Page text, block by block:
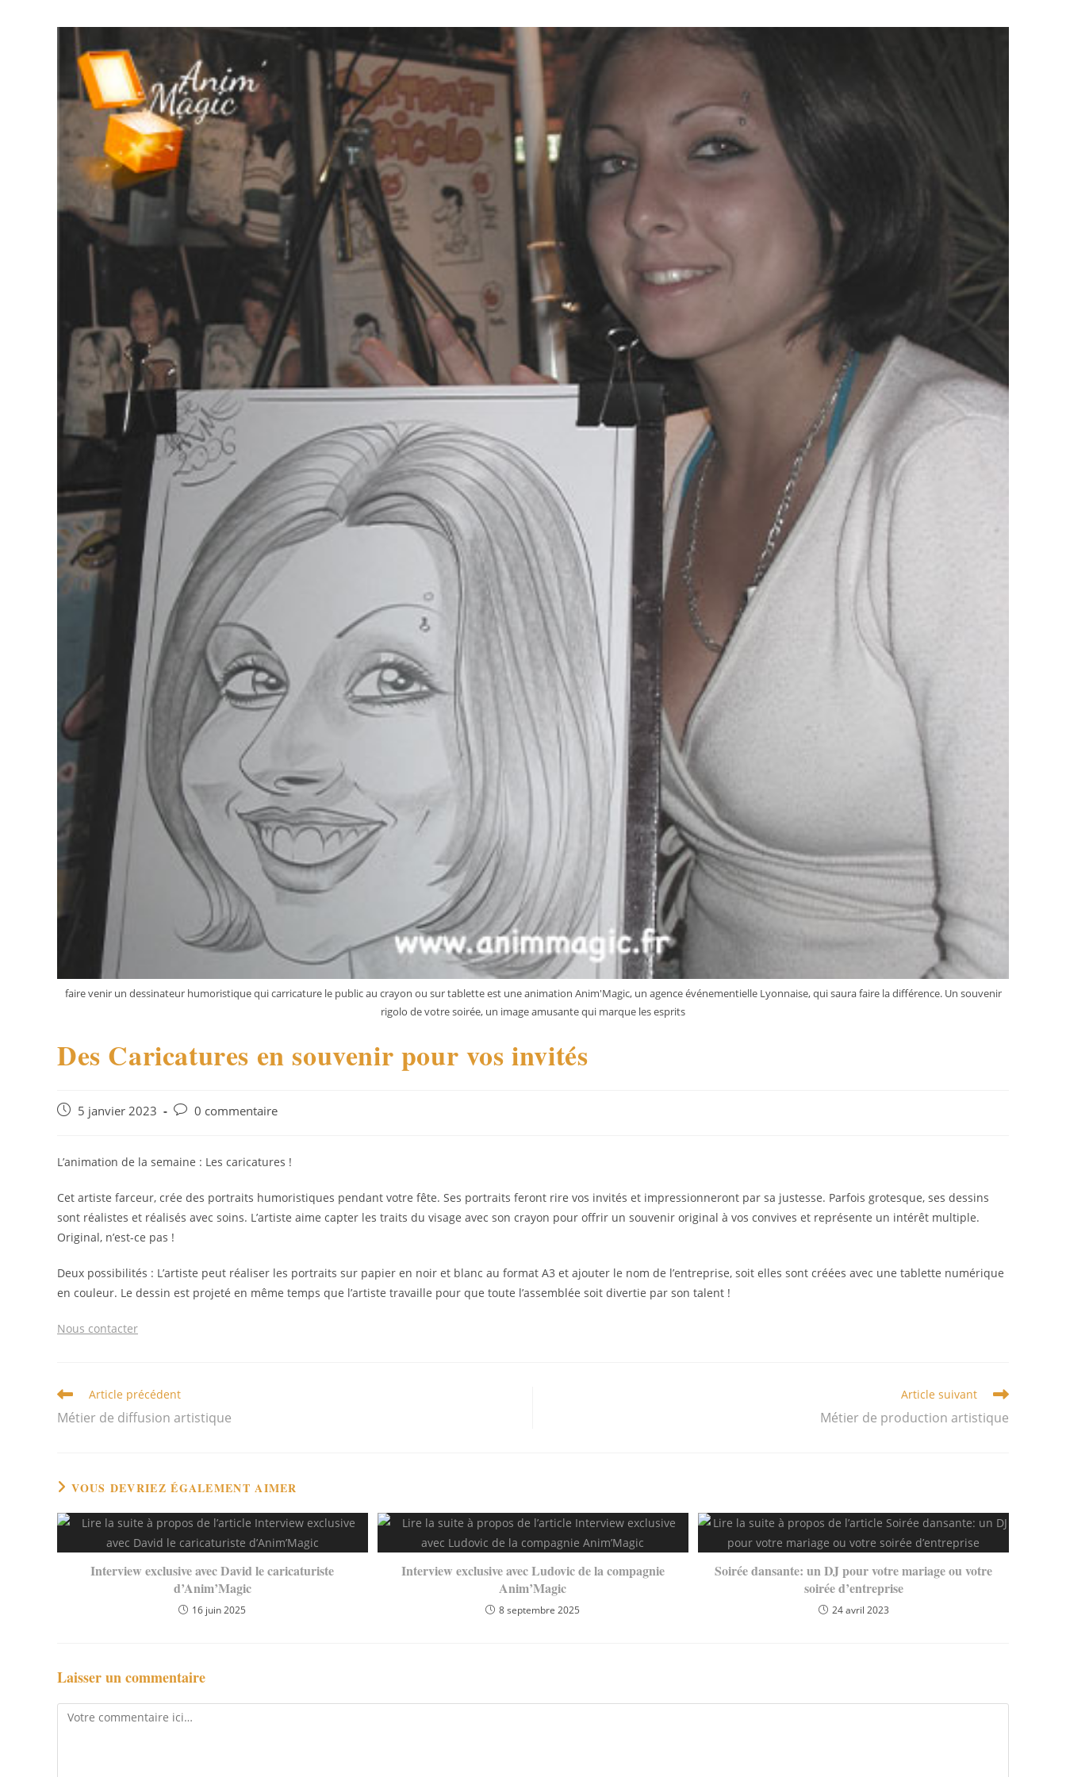
faire venir un dessinateur humoristique qui carricature le public au crayon ou sur tablette est une animation Anim'Magic, un agence événementielle Lyonnaise, qui saura faire la différence. Un souvenir
rigolo de votre soirée, un image amusante qui marque les esprits
Des Caricatures en souvenir pour vos invités
Publication
5 janvier 2023
Commentaires
publication :
0 commentaire
L’animation de la semaine : Les caricatures !
Cet artiste farceur, crée des portraits humoristiques pendant votre fête. Ses portraits feront rire vos invités et impressionneront par sa justesse. Parfois grotesque, ses dessins
sont réalistes et réalisés avec soins. L’artiste aime capter les traits du visage avec son crayon pour offrir un souvenir original à vos convives et représente un intérêt multiple.
Original, n’est-ce pas !
Deux possibilités : L’artiste peut réaliser les portraits sur papier en noir et blanc au format A3 et ajouter le nom de l’entreprise, soit elles sont créées avec une tablette numérique
en couleur. Le dessin est projeté en même temps que l’artiste travaille pour que toute l’assemblée soit divertie par son talent !
Nous contacter
Read
articles
Article précédent
Métier de diffusion artistique
Article suivant
Métier de production artistique
VOUS DEVRIEZ ÉGALEMENT AIMER
Interview exclusive avec David le caricaturiste
d’Anim’Magic
16 juin 2025
Interview exclusive avec Ludovic de la compagnie
Anim’Magic
8 septembre 2025
Soirée dansante: un DJ pour votre mariage ou votre
soirée d’entreprise
24 avril 2023
Laisser un commentaire
Comment